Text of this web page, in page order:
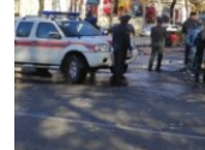
ЫҢГАЙСЫЗ СУРООЛОР
ЭЕ/АРнун